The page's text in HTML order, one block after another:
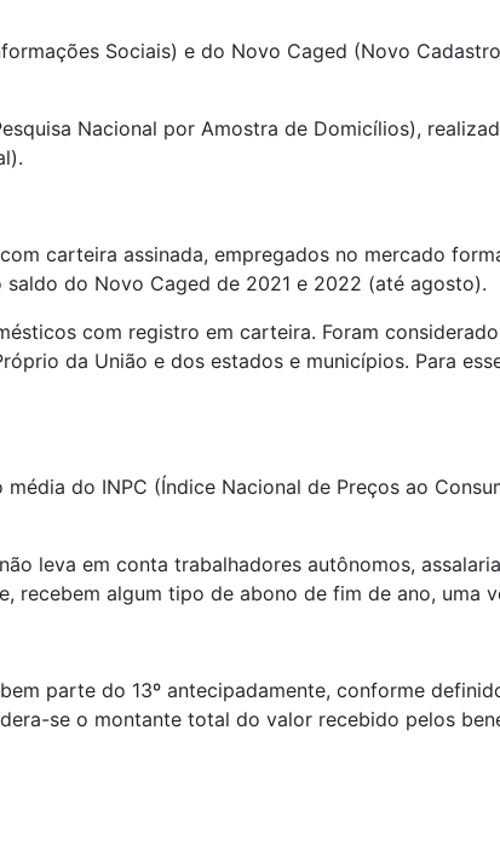
Sociais) e do Novo Caged (Novo
Nacional por Amostra de Domicílios),
carteira assinada, empregados no mercado
do Novo Caged de 2021 e 2022 (até agosto).
com registro em carteira. Foram
da União e dos estados e municípios. Para
do INPC (Índice Nacional de Preços ao
leva em conta trabalhadores autônomos,
recebem algum tipo de abono de fim de ano, uma
parte do 13º antecipadamente, conforme
se o montante total do valor recebido pelos